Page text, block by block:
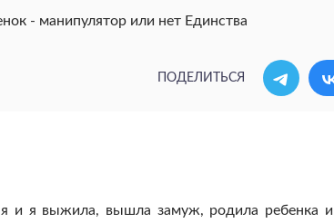
ПОДЕЛИТЬСЯ
и я выжила, вышла замуж, родила ребенка и